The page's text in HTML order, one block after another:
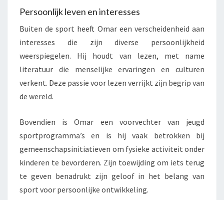
Persoonlijk leven en interesses
Buiten de sport heeft Omar een verscheidenheid aan
interesses die zijn diverse persoonlijkheid
weerspiegelen. Hij houdt van lezen, met name
literatuur die menselijke ervaringen en culturen
verkent. Deze passie voor lezen verrijkt zijn begrip van
de wereld.
Bovendien is Omar een voorvechter van jeugd
sportprogramma’s en is hij vaak betrokken bij
gemeenschapsinitiatieven om fysieke activiteit onder
kinderen te bevorderen. Zijn toewijding om iets terug
te geven benadrukt zijn geloof in het belang van
sport voor persoonlijke ontwikkeling.